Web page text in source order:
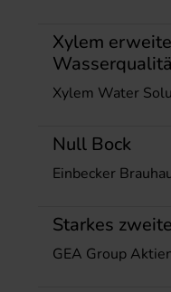
Xylem
Xylem Water
Null Bock
Einbecker
Starkes
GEA Group